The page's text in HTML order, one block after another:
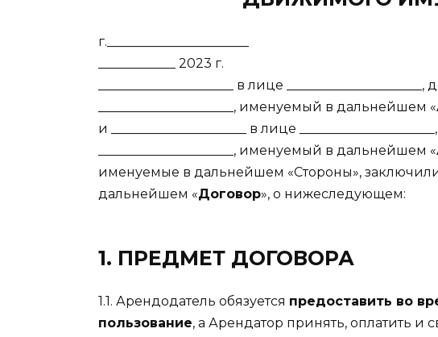
____________ 2023 г.
_____________________ в лице
_____________________, именуемый в дальнейшем «
и _____________________ в лице
_____________________, именуемый в дальнейшем «
именуемые в дальнейшем «Стороны»,
дальнейшем «Договор», о нижеследующем:
1. ПРЕДМЕТ ДОГОВОРА
1.1. Арендодатель обязуется предоставить во
пользование, а Арендатор принять, оплатить и